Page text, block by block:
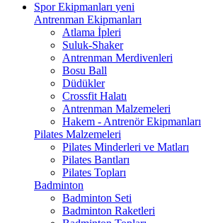
Spor Ekipmanları yeni
Antrenman Ekipmanları
Atlama İpleri
Suluk-Shaker
Antrenman Merdivenleri
Bosu Ball
Düdükler
Crossfit Halatı
Antrenman Malzemeleri
Hakem - Antrenör Ekipmanları
Pilates Malzemeleri
Pilates Minderleri ve Matları
Pilates Bantları
Pilates Topları
Badminton
Badminton Seti
Badminton Raketleri